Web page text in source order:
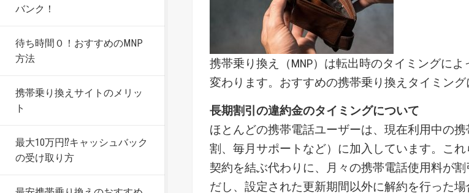
バンク！
待ち時間０！おすすめのMNP
方法
携帯乗り換えサイトのメリッ
ト
最大10万円⁉キャッシュバック
の受け取り方
携帯乗り換え（MNP）は転出時のタイミングによ
変わります。おすすめの携帯乗り換えタイミング
長期割引の違約金のタイミングについて
ほとんどの携帯電話ユーザーは、現在利用中の
割、毎月サポートなど）に加入しています。こ
契約を結ぶ代わりに、月々の携帯電話使用料が
だし、設定された更新期間以外に解約を行った